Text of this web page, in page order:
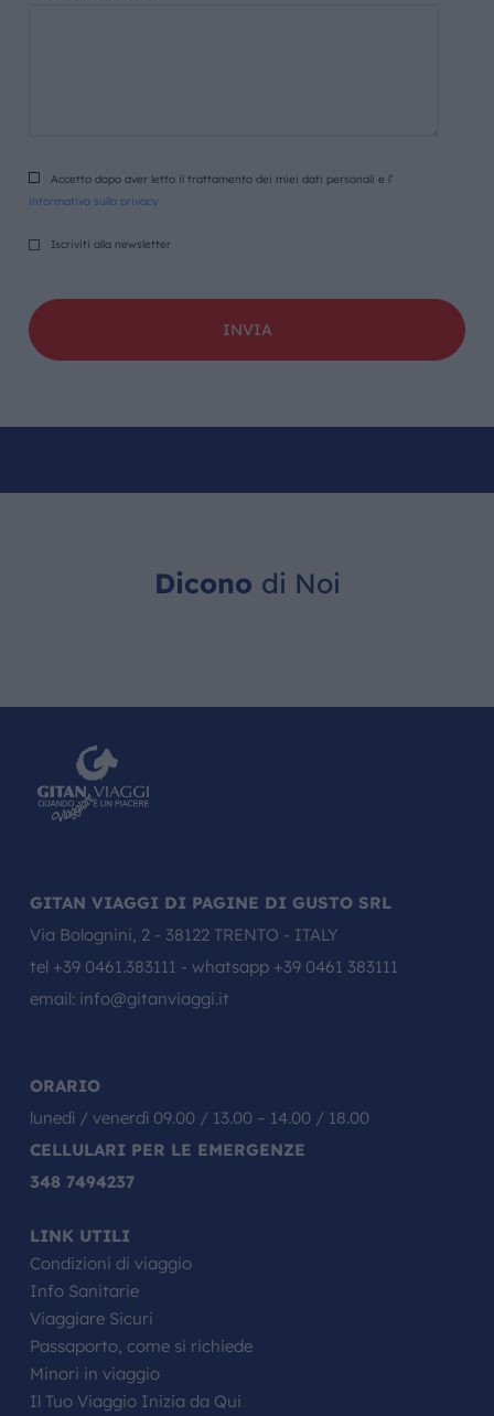
Accetto dopo aver letto il trattamento dei miei dati personali e l’
informativa sulla privacy
Iscriviti alla newsletter
Dicono di Noi
GITAN VIAGGI DI PAGINE DI GUSTO SRL
Via Bolognini, 2 - 38122 TRENTO - ITALY
tel +39 0461.383111 - whatsapp +39 0461 383111
email: info@gitanviaggi.it
ORARIO
lunedì / venerdì 09.00 / 13.00 – 14.00 / 18.00
CELLULARI PER LE EMERGENZE
348 7494237
LINK UTILI
Condizioni di viaggio
Info Sanitarie
Viaggiare Sicuri
Passaporto, come si richiede
Minori in viaggio
Il Tuo Viaggio Inizia da Qui